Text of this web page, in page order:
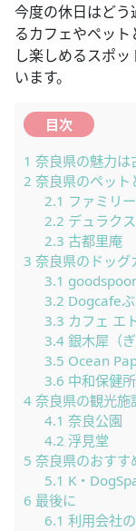
今度の休日はど
るカフェやペッ
し楽しめるスポ
います。
目次
1 奈良県の魅力は
2 奈良県のペット
2.1 ファミリ
2.2 デュラク
2.3 古都里庵
3 奈良県のドッグ
3.1
3.2 Dogcafe
3.3 カフェ エ
3.4銀木犀（ぎ
3.5 Ocean
3.6 中和保健
4 奈良県の観光施
4.1 奈良公園
4.2 浮見堂
5 奈良県のおすす
5.1 K・
6 最後に
6.1 利用会社